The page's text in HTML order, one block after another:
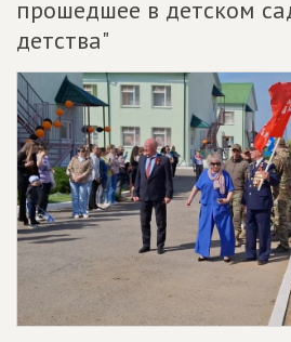
прошедшее в детском
детства"